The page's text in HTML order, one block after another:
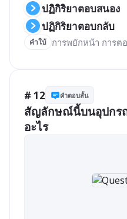
ปฏิกิริยาตอบสนอง
ปฏิกิริยาตอบกลับ
คำใบ้ การพยักหน้า การต
# 12 คำตอบสั้น
สัญลักษณ์นี้บนอุปกรณ์
อะไร